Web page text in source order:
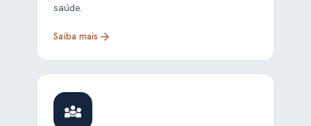
saúde.
Saiba mais arrow_forward
diversity_3